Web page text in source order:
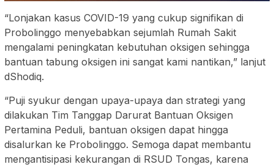
“Lonjakan kasus COVID-19 yang cukup signifikan di
Probolinggo menyebabkan sejumlah Rumah Sakit
mengalami peningkatan kebutuhan oksigen sehingga
bantuan tabung oksigen ini sangat kami nantikan,” lanjut
dShodiq.
“Puji syukur dengan upaya-upaya dan strategi yang
dilakukan Tim Tanggap Darurat Bantuan Oksigen
Pertamina Peduli, bantuan oksigen dapat hingga
disalurkan ke Probolinggo. Semoga dapat membantu
mengantisipasi kekurangan di RSUD Tongas, karena